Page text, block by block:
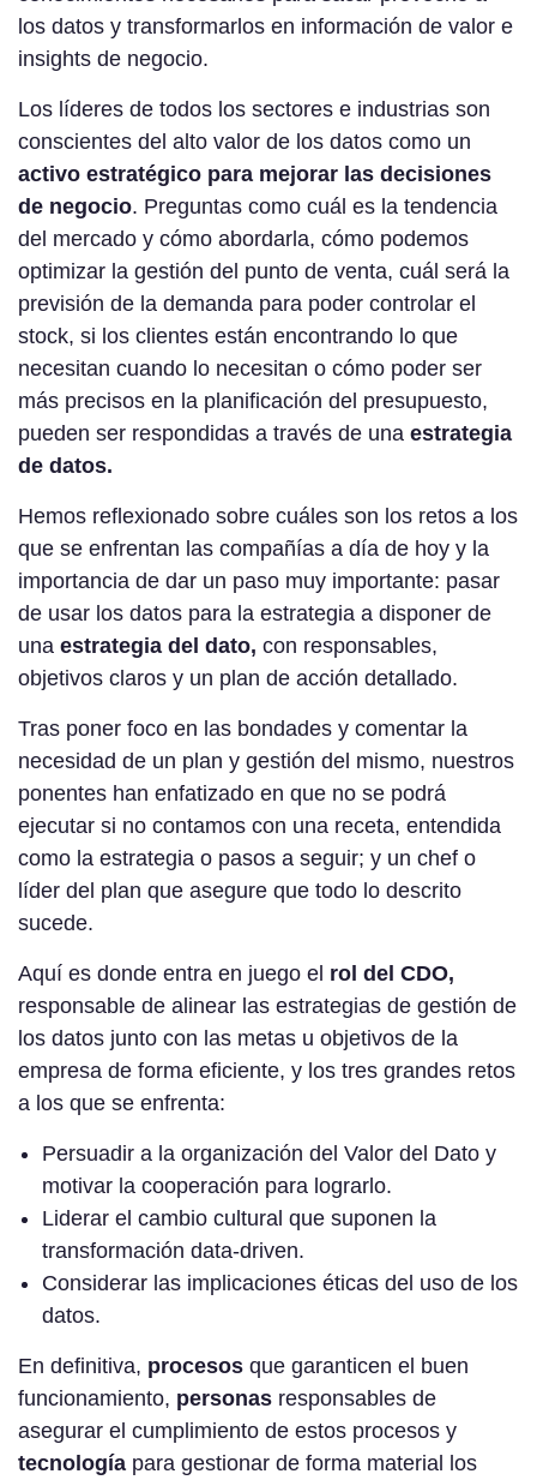
los datos y transformarlos en información de valor e
insights de negocio.
Los líderes de todos los sectores e industrias son
conscientes del alto valor de los datos como un
activo estratégico para mejorar las decisiones
de negocio. Preguntas como cuál es la tendencia
del mercado y cómo abordarla, cómo podemos
optimizar la gestión del punto de venta, cuál será la
previsión de la demanda para poder controlar el
stock, si los clientes están encontrando lo que
necesitan cuando lo necesitan o cómo poder ser
más precisos en la planificación del presupuesto,
pueden ser respondidas a través de una estrategia
de datos.
Hemos reflexionado sobre cuáles son los retos a los
que se enfrentan las compañías a día de hoy y la
importancia de dar un paso muy importante: pasar
de usar los datos para la estrategia a disponer de
una estrategia del dato, con responsables,
objetivos claros y un plan de acción detallado.
Tras poner foco en las bondades y comentar la
necesidad de un plan y gestión del mismo, nuestros
ponentes han enfatizado en que no se podrá
ejecutar si no contamos con una receta, entendida
como la estrategia o pasos a seguir; y un chef o
líder del plan que asegure que todo lo descrito
sucede.
Aquí es donde entra en juego el rol del CDO,
responsable de alinear las estrategias de gestión de
los datos junto con las metas u objetivos de la
empresa de forma eficiente, y los tres grandes retos
a los que se enfrenta:
Persuadir a la organización del Valor del Dato y
motivar la cooperación para lograrlo.
Liderar el cambio cultural que suponen la
transformación data-driven.
Considerar las implicaciones éticas del uso de los
datos.
En definitiva, procesos que garanticen el buen
funcionamiento, personas responsables de
asegurar el cumplimiento de estos procesos y
tecnología para gestionar de forma material los